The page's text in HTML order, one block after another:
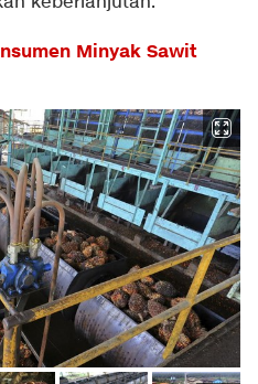
Minyak Sawit